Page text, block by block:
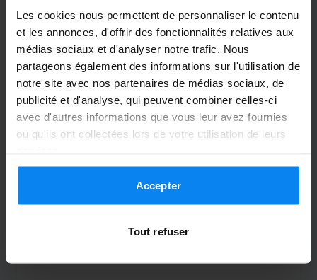
Les cookies nous permettent de personnaliser le contenu
et les annonces, d'offrir des fonctionnalités relatives aux
médias sociaux et d'analyser notre trafic. Nous
partageons également des informations sur l'utilisation de
notre site avec nos partenaires de médias sociaux, de
publicité et d'analyse, qui peuvent combiner celles-ci
avec d'autres informations que vous leur avez fournies
ou qu'ils ont collectées lors de votre utilisation de leurs
Accepter
Tout refuser
Wij hebben een goede ervaring gehad. We
waren er iets eerder. Hebben hiervoor
gebeld. Was geen probleem! Ze waren er
tegelijkertijd als dat wij aankwamen op
Schiphol. Er werden foto’s en video’s
gemaakt van de auto. Toen meegenomen.
met 15 min.. Ze hebben weer een
sleutel afgegeven. Kortom snel en